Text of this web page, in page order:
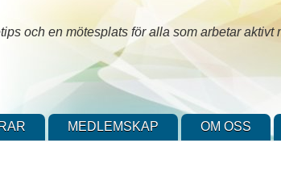
och en mötesplats för alla som arbetar aktivt
MEDLEMSKAP OM OSS